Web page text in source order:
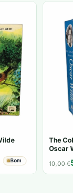
Bom
The
Oscar
10,00€
O
preço
O
preço